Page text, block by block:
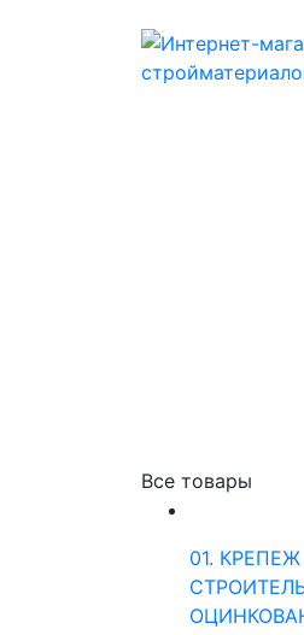
Все товары
01. КРЕПЕЖ